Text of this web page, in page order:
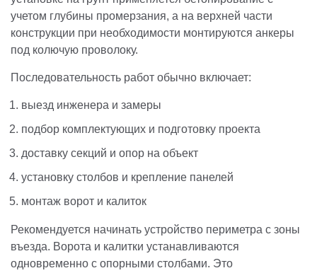
учетом глубины промерзания, а на верхней части
конструкции при необходимости монтируются анкеры
под колючую проволоку.
Последовательность работ обычно включает:
выезд инженера и замеры
подбор комплектующих и подготовку проекта
доставку секций и опор на объект
установку столбов и крепление панелей
монтаж ворот и калиток
Рекомендуется начинать устройство периметра с зоны
въезда. Ворота и калитки устанавливаются
одновременно с опорными столбами. Это